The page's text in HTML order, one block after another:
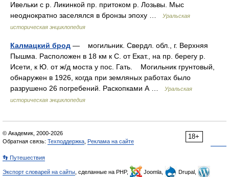
Ивельки с р. Ликинкой пр. притоком р. Лозьвы. Мыс
неоднократно заселялся в бронзы эпоху …
Уральская
историческая энциклопедия
Калмацкий брод — могильник. Свердл. обл., г. Верхняя
Пышма. Расположен в 18 км к С. от Екат., на пр. берегу р.
Исети, к Ю. от ж/д моста у пос. Гать. Могильник грунтовый,
обнаружен в 1926, когда при земляных работах было
разрушено 26 погребений. Раскопками А …
Уральская
историческая энциклопедия
18+
© Академик, 2000-2026
Обратная связь: Техподдержка Реклама на сайте
👣 Путешествия
Экспорт словарей на сайты , сделанные на PHP, Joomla, Drupal,